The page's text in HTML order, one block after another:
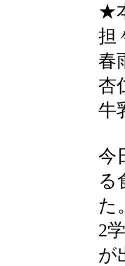
★
担
春
杏
牛
今
る
た。
2
が